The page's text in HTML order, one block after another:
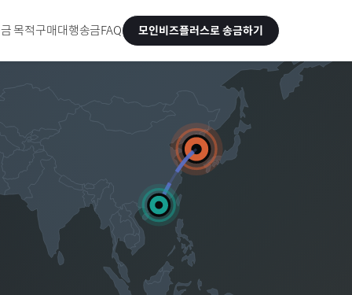
목적구매대행송금FAQ 모인비즈플러스로 송금하기